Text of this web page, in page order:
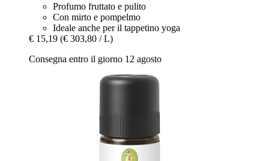
Profumo fruttato e pulito
Con mirto e pompelmo
Ideale anche per il tappetino yoga
€ 15,19 (€ 303,80 / L)
Consegna entro il giorno 12 agosto